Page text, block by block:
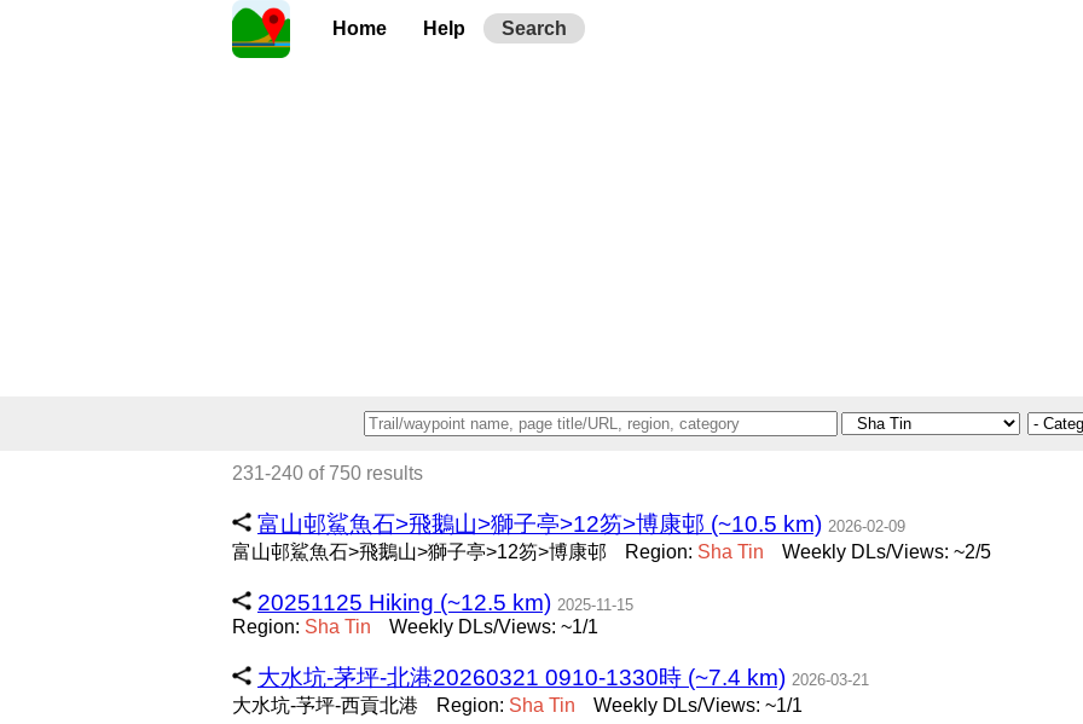
Home Help Search
231-240 of 750 results
富山邨鯊魚石>飛鵝山>獅子亭>12笏>博康邨 (~10.5 km) 2026-02-09
富山邨鯊魚石>飛鵝山>獅子亭>12笏>博康邨 Region: Sha Tin Weekly DLs/Views: ~2/5
20251125 Hiking (~12.5 km) 2025-11-15
Region: Sha Tin Weekly DLs/Views: ~1/1
大水坑-茅坪-北港20260321 0910-1330時 (~7.4 km) 2026-03-21
大水坑-芧坪-西貢北港 Region: Sha Tin Weekly DLs/Views: ~1/1